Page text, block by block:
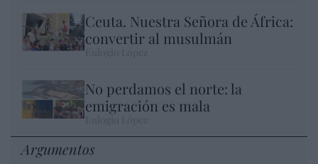
Ceuta. Nuestra Señora de África:
convertir al musulmán
No perdamos el norte: la
emigración es mala
Argumentos